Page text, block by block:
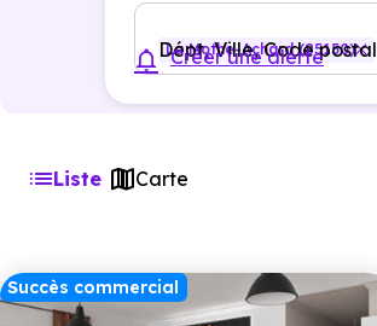
Dépt, Ville, Code postal
La Mothe-Achard (85150)
Créer une alerte
Liste Carte
Succès commercial